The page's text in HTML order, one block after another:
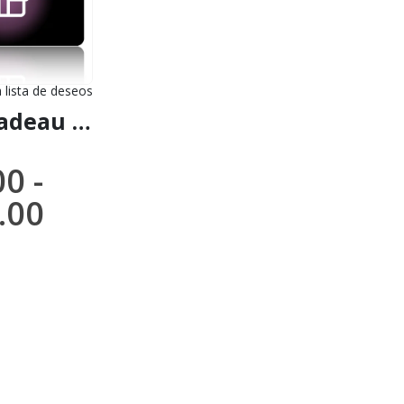
lista de deseos
Carte-cadeau : Le cadeau idéal pour toutes les occasions
-